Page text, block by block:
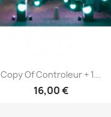
Vorschau
Copy Of Controleur + 1...
16,00 €